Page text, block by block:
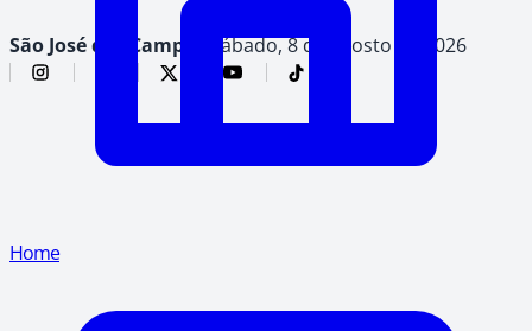
São José dos Campos, sábado, 8 de agosto de 2026
Home